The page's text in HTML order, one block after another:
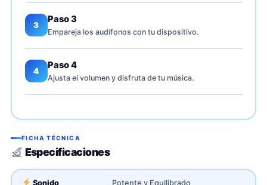
3
Paso 3
Empareja los audífonos con tu dispositivo.
4
Paso 4
Ajusta el volumen y disfruta de tu música.
FICHA TÉCNICA
Especificaciones
Sonido Potente y Equilibrado